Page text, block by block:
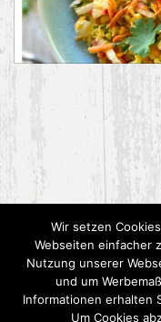
2015
Wir setzen
Webseiten einfacher
Nutzung unserer
und um
Informationen erhalten
Um Cookies